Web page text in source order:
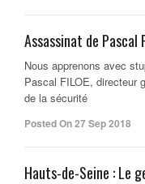
Assassinat de Pascal
Nous apprenons avec
Pascal FILOE, directeur
de la sécurité
Posted On 27 Sep 2018
Hauts-de-Seine : Le